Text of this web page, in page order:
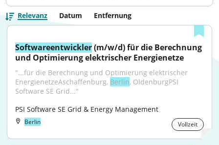
Relevanz Datum Entfernung
Softwareentwickler (m/w/d) für die Berechnung
und Optimierung elektrischer Energienetze
"...für die Berechnung und Optimierung elektrischer
EnergienetzeAschaffenburg, Berlin, OldenburgPSI
Software SE Grid..."
PSI Software SE Grid & Energy Management
Berlin Vollzeit